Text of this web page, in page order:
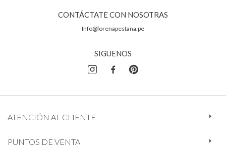
CONTÁCTATE CON NOSOTRAS
Info@lorenapestana.pe
SIGUENOS
ATENCIÓN AL CLIENTE
PUNTOS DE VENTA